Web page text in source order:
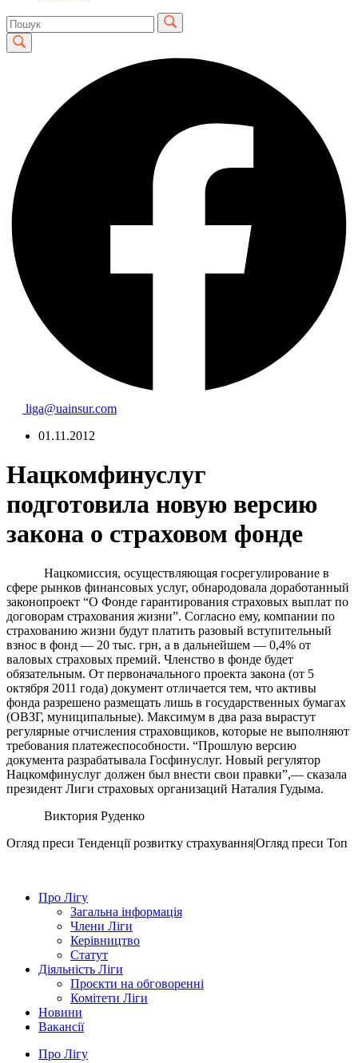
liga@uainsur.com
01.11.2012
Нацкомфинуслуг
подготовила новую версию
закона о страховом фонде
Нацкомиссия, осуществляющая госрегулирование в
сфере рынков финансовых услуг, обнародовала доработанный
законопроект “О Фонде гарантирования страховых выплат по
договорам страхования жизни”. Согласно ему, компании по
страхованию жизни будут платить разовый вступительный
взнос в фонд — 20 тыс. грн, а в дальнейшем — 0,4% от
валовых страховых премий. Членство в фонде будет
обязательным. От первоначального проекта закона (от 5
октября 2011 года) документ отличается тем, что активы
фонда разрешено размещать лишь в государственных бумагах
(ОВЗГ, муниципальные). Максимум в два раза вырастут
регулярные отчисления страховщиков, которые не выполняют
требования платежеспособности. “Прошлую версию
документа разрабатывала Госфинуслуг. Новый регулятор
Нацкомфинуслуг должен был внести свои правки”,— сказала
президент Лиги страховых организаций Наталия Гудыма.
Виктория Руденко
Огляд преси Тенденції розвитку страхування|Огляд преси Топ
Про Лігу
Загальна інформація
Члени Ліги
Керівництво
Статут
Діяльність Ліги
Проєкти на обговоренні
Комітети Ліги
Новини
Вакансії
Про Лігу